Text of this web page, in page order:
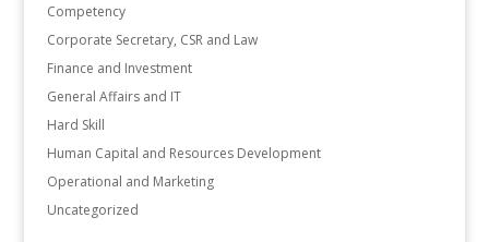
Competency
Corporate Secretary, CSR and Law
Finance and Investment
General Affairs and IT
Hard Skill
Human Capital and Resources Development
Operational and Marketing
Uncategorized